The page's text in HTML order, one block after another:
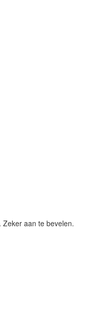
aan te bevelen.